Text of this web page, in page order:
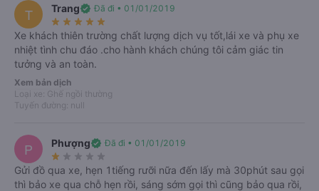
Tất cả Từ Vĩnh PhúcTừ Hà Nội Từ Ninh Bình
T6, 07/08 T7, 08/08 CN, 09/08 T2, 10/08 T3, 11/08 T4, 12/08
T Trangverified Đã đi • 01/01/2019
star_rate star_rate star_rate star_rate star_rate
Xe khách thiên trường chất lượng dịch vụ tốt,lái xe và phụ xe
nhiệt tình chu đáo .cho hành khách chúng tôi cảm giác tin
tưởng và an toàn.
Xem bản dịch
Loại xe: Ghế ngồi thường
Tuyến đường: null
P Phượngverified Đã đi • 01/01/2019
star_rate star_rate star_rate star_rate star_rate
Gửi đồ qua xe, hẹn 1tiếng rưỡi nữa đến lấy mà 30phút sau gọi
thì bảo xe qua chỗ hẹn rồi, sáng sớm gọi thì cũng bảo qua rồi,